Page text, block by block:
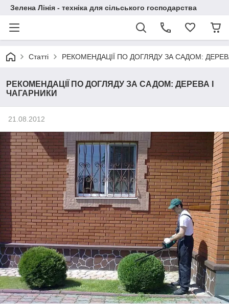
Зелена Лінія - техніка для сільського господарства
Статті РЕКОМЕНДАЦІЇ ПО ДОГЛЯДУ ЗА САДОМ:
РЕКОМЕНДАЦІЇ ПО ДОГЛЯДУ ЗА САДОМ: ДЕРЕВА І
ЧАГАРНИКИ
21.08.2012